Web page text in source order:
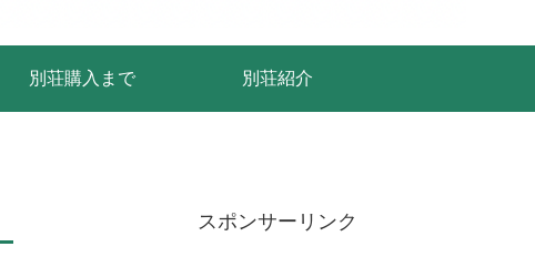
別荘購入まで 別荘紹介
スポンサーリンク